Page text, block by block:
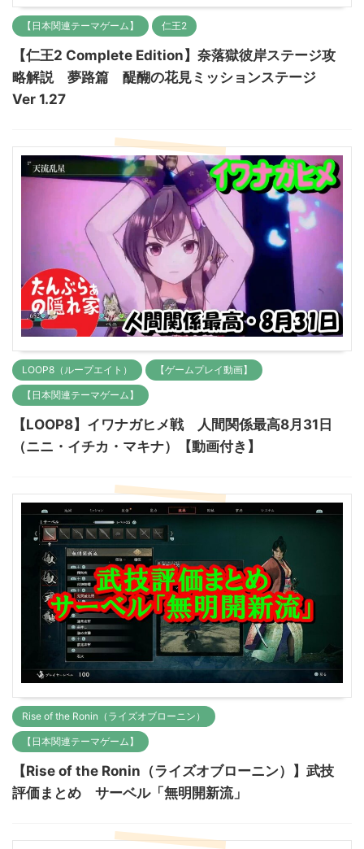
【日本関連テーマゲーム】 仁王2
【仁王2 Complete Edition】奈落獄彼岸ステージ攻
略解説 夢路篇 醍醐の花見ミッションステージ
Ver 1.27
LOOP8（ループエイト） 【ゲームプレイ動画】
【日本関連テーマゲーム】
【LOOP8】イワナガヒメ戦 人間関係最高8月31日
（ニニ・イチカ・マキナ）【動画付き】
Rise of the Ronin（ライズオブローニン）
【日本関連テーマゲーム】
【Rise of the Ronin（ライズオブローニン）】武技
評価まとめ サーベル「無明開新流」